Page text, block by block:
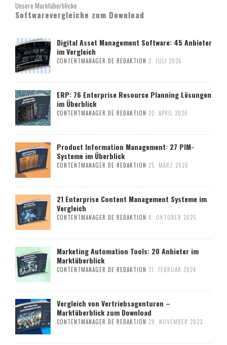
Unsere Marktüberblicke
Softwarevergleiche zum Download
Digital Asset Management Software: 45 Anbieter
im Vergleich
CONTENTMANAGER.DE REDAKTION 2. JULI 2026
ERP: 76 Enterprise Resource Planning Lösungen
im Überblick
CONTENTMANAGER.DE REDAKTION 22. APRIL 2026
Product Information Management: 27 PIM-
Systeme im Überblick
CONTENTMANAGER.DE REDAKTION 25. MÄRZ 2026
21 Enterprise Content Management Systeme im
Vergleich
CONTENTMANAGER.DE REDAKTION 8. OKTOBER 2025
Marketing Automation Tools: 20 Anbieter im
Marktüberblick
CONTENTMANAGER.DE REDAKTION 21. FEBRUAR 2024
Vergleich von Vertriebsagenturen –
Marktüberblick zum Download
CONTENTMANAGER.DE REDAKTION 29. NOVEMBER 2023